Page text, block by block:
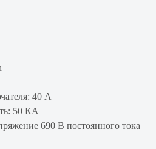
40 А
50 КА
690 В постоянного тока